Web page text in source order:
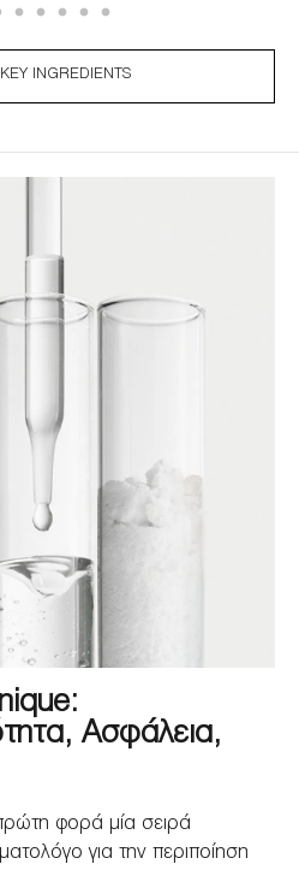
INGREDIENTS
Ασφάλεια,
φορά μία σειρά
για την περιποίηση